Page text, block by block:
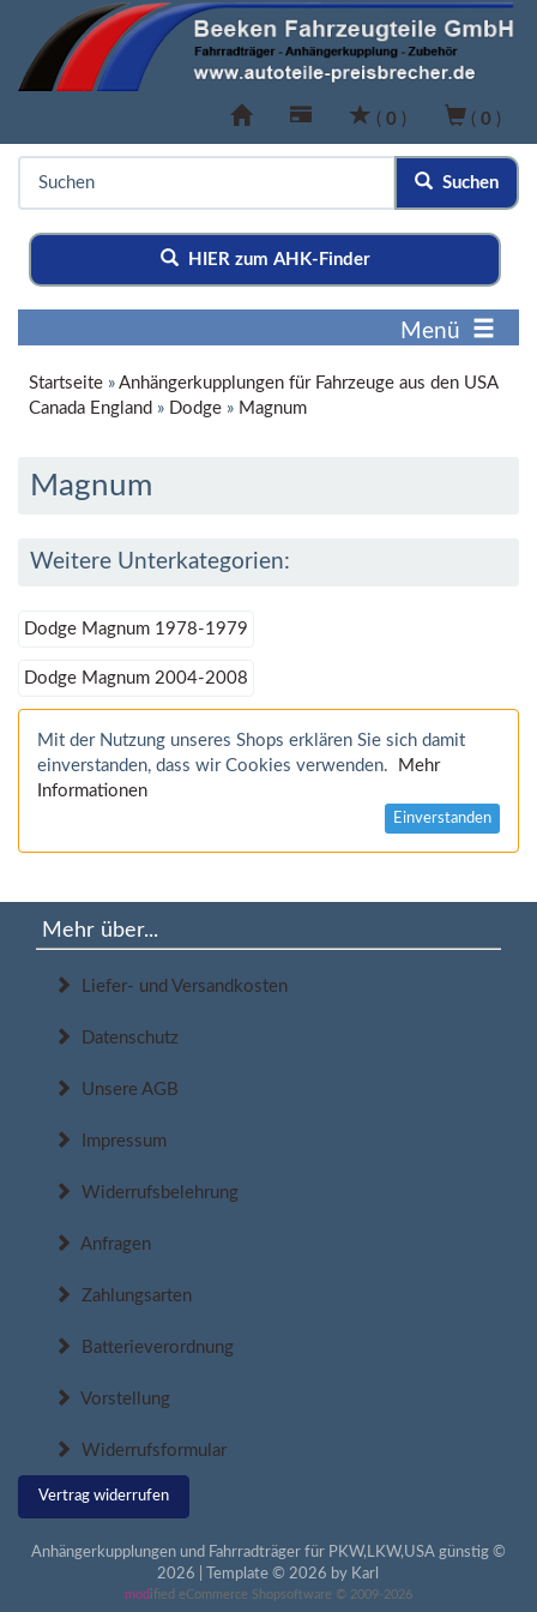
( 0 ) ( 0 )
Suchen
HIER zum AHK-Finder
Menü
Startseite » Anhängerkupplungen für Fahrzeuge aus den USA
Canada England » Dodge » Magnum
Magnum
Weitere Unterkategorien:
Dodge Magnum 1978-1979
Dodge Magnum 2004-2008
Mit der Nutzung unseres Shops erklären Sie sich damit
einverstanden, dass wir Cookies verwenden.
Mehr
Informationen
Einverstanden
Mehr über...
Liefer- und Versandkosten
Datenschutz
Unsere AGB
Impressum
Widerrufsbelehrung
Anfragen
Zahlungsarten
Batterieverordnung
Vorstellung
Widerrufsformular
Vertrag widerrufen
Anhängerkupplungen und Fahrradträger für PKW,LKW,USA günstig ©
2026 | Template © 2026 by Karl
mod ified eCommerce Shopsoftware © 2009-2026